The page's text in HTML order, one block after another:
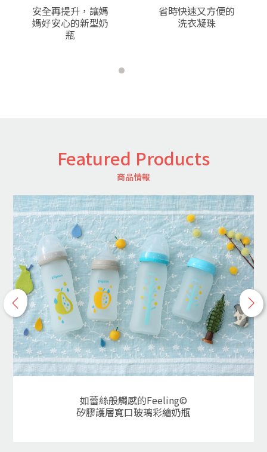
安全再提升，讓媽
媽好安心的新型奶
瓶
省時快速又方便的
洗衣凝珠
Featured Products
商品情報
如蕾絲般觸感的Feeling©
矽膠護層寬口玻璃彩繪奶瓶
p
r
e
v
n
e
x
t